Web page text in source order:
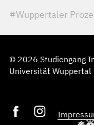
#Wuppertaler
© 2026 Studiengang
Universität Wuppertal